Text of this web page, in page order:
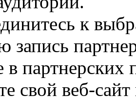
к
запись
в партнерских
свой веб-